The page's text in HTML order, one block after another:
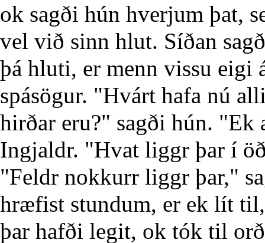
ok sagði hún hverjum þat,
vel við sinn hlut. Síðan
þá hluti, er menn vissu eigi
spásögur. "Hvárt hafa nú
hirðar eru?" sagði hún.
Ingjaldr. "Hvat liggr þar í
"Feldr nokkurr liggr þar,"
hræfist stundum, er ek lít
þar hafði legit, ok tók til